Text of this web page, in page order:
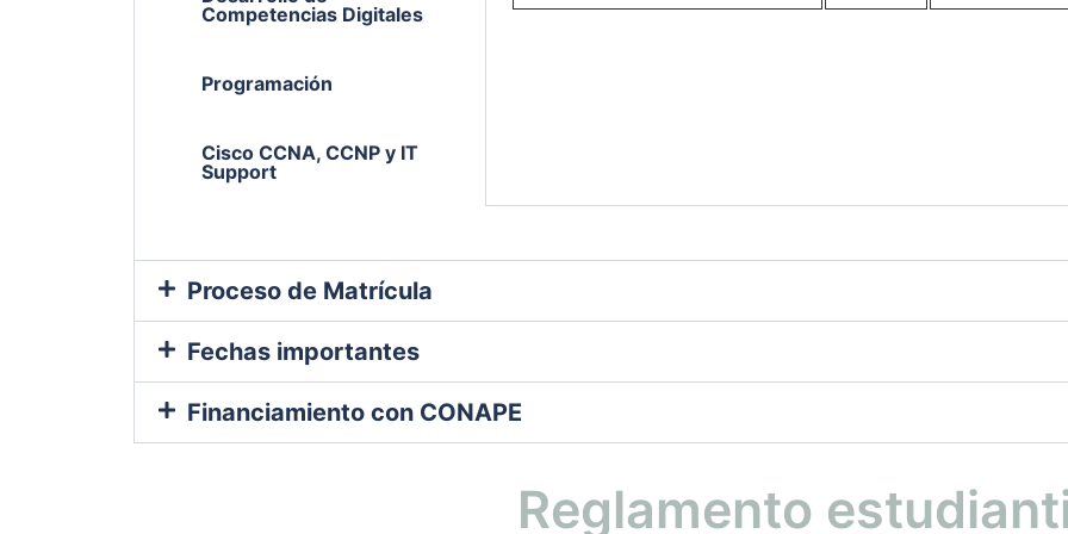
Competencias Digitales
Programación
Cisco CCNA, CCNP y IT
Support
Proceso de Matrícula
Fechas importantes
Financiamiento con CONAPE
Reglamento